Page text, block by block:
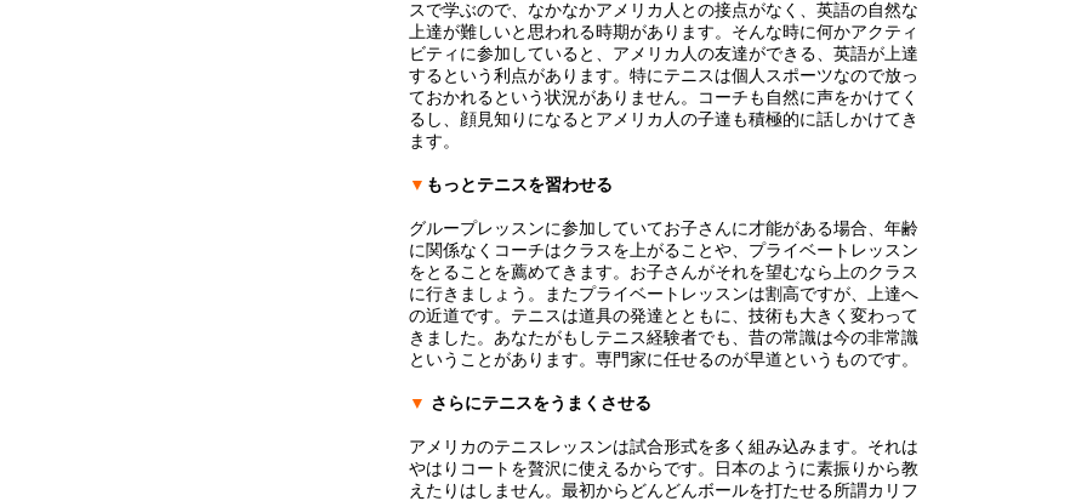
スで学ぶので、なかなかアメリカ人との接点がなく、英語の自然な
上達が難しいと思われる時期があります。そんな時に何かアクティ
ビティに参加していると、アメリカ人の友達ができる、英語が上達
するという利点があります。特にテニスは個人スポーツなので放っ
ておかれるという状況がありません。コーチも自然に声をかけてく
るし、顔見知りになるとアメリカ人の子達も積極的に話しかけてき
ます。
▼ もっとテニスを習わせる
グループレッスンに参加していてお子さんに才能がある場合、年齢
に関係なくコーチはクラスを上がることや、プライベートレッスン
をとることを薦めてきます。お子さんがそれを望むなら上のクラス
に行きましょう。またプライベートレッスンは割高ですが、上達へ
の近道です。テニスは道具の発達とともに、技術も大きく変わって
きました。あなたがもしテニス経験者でも、昔の常識は今の非常識
ということがあります。専門家に任せるのが早道というものです。
▼ さらにテニスをうまくさせる
アメリカのテニスレッスンは試合形式を多く組み込みます。それは
やはりコートを贅沢に使えるからです。日本のように素振りから教
えたりはしません。最初からどんどんボールを打たせる所謂カリフ